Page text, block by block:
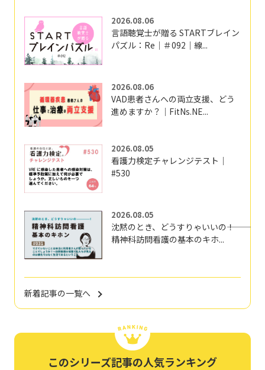
2026.08.06
言語聴覚士が贈る STARTブレイン
パズル：Re｜＃092｜線...
2026.08.06
VAD患者さんへの両立支援、どう
進めますか？｜FitNs.NE...
2026.08.05
看護力検定チャレンジテスト｜
#530
2026.08.05
沈黙のとき、どうすりゃいいの―――！
精神科訪問看護の基本のキホ...
新着記事の一覧へ
このシリーズ記事の人気ランキング